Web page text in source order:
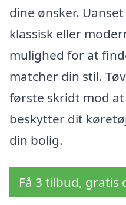
dine ønsker.
klassisk eller
mulighed for at
matcher din stil.
første skridt mod
beskytter dit
din bolig.
Få 3 tilbud,